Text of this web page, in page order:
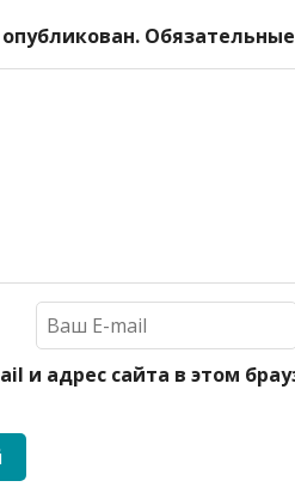
и адрес сайта в этом